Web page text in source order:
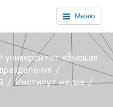
Меню
университет «Высшая
Институт медиа